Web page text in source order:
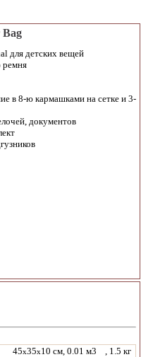
Bag
для детских вещей
в 8-ю кармашками на сетке и 3-
документов
45x35x10 см, 0.01 м3 , 1.5 кг